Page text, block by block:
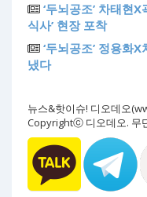
‘두뇌공조’ 차태현
식사’ 현장 포착
‘두뇌공조’ 정용화
냈다
뉴스&핫이슈! 디오데오
Copyrightⓒ 디오데오. 무